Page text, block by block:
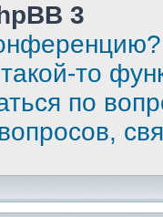
3
то
по